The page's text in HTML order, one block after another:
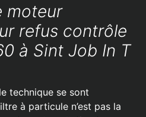
moteur
refus contrôle
à Sint Job In T
technique se sont
à particule n’est pas la